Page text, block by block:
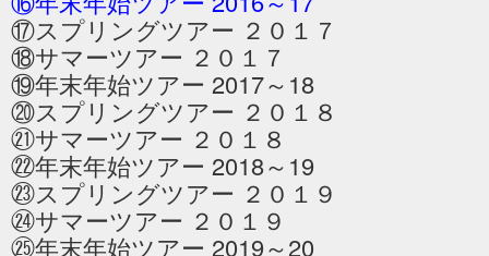
⑰スプリングツアー ２０１７
⑱サマーツアー ２０１７
⑲年末年始ツアー 2017～18
⑳スプリングツアー ２０１８
㉑サマーツアー ２０１８
㉒年末年始ツアー 2018～19
㉓スプリングツアー ２０１９
㉔サマーツアー ２０１９
㉕年末年始ツアー 2019～20